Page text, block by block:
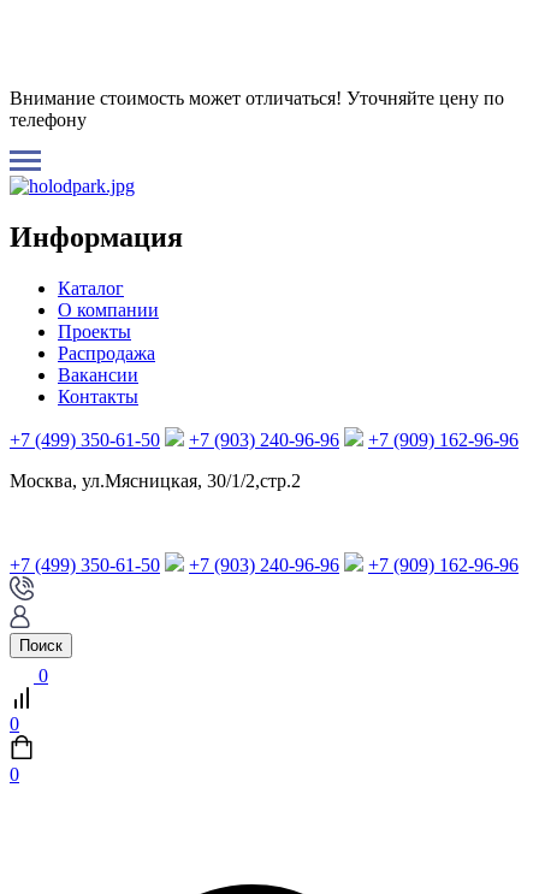
Внимание стоимость может отличаться! Уточняйте цену по
телефону
Информация
Каталог
О компании
Проекты
Распродажа
Вакансии
Контакты
+7 (499) 350-61-50 +7 (903) 240-96-96
+7 (909) 162-96-96
Москва, ул.Мясницкая, 30/1/2,стр.2
+7 (499) 350-61-50 +7 (903) 240-96-96 +7 (909) 162-96-96
Поиск
0
0
0